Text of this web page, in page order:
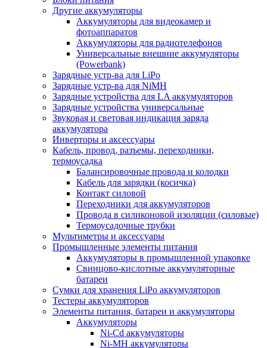
Другие аккумуляторы
Аккумуляторы для видеокамер и
фотоаппаратов
Аккумуляторы для радиотелефонов
Универсальные внешние аккумуляторы
(Powerbank)
Зарядные устр-ва для LiPo
Зарядные устр-ва для NiMH
Зарядные устройства для LA аккумуляторов
Зарядные устройства универсальные
Звуковая и световая индикация заряда
аккумулятора
Инверторы и аксессуары
Кабель, провод, разъемы, переходники,
термоусадка
Балансировочные провода и колодки
Кабель для зарядки (косичка)
Контакт силовой
Переходники для аккумуляторов
Провода в силиконовой изоляции (силовые)
Термоусадочные трубки
Мультиметры и аксессуары
Промышленные элементы питания
Аккумуляторы в промышленной упаковке
Свинцово-кислотные аккумуляторные
батареи
Сумки для хранения LiPo аккумуляторов
Тестеры аккумуляторов
Элементы питания, батареи и аккумуляторы
Аккумуляторы
Ni-Cd аккумуляторы
Ni-MH аккумуляторы